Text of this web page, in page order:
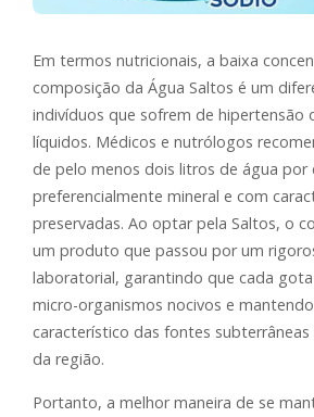
Em termos nutricionais, a baixa
composição da Água Saltos é um
indivíduos que sofrem de hipertensão
líquidos. Médicos e nutrólogos
de pelo menos dois litros de água por
preferencialmente mineral e com
preservadas. Ao optar pela Saltos, o
um produto que passou por um
laboratorial, garantindo que cada
micro-organismos nocivos e
característico das fontes subterrâneas
da região.
Portanto, a melhor maneira de se